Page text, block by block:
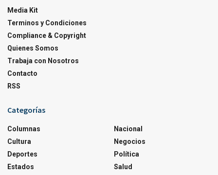
Media Kit
Terminos y Condiciones
Compliance & Copyright
Quienes Somos
Trabaja con Nosotros
Contacto
RSS
Categorías
Columnas
Cultura
Deportes
Estados
Nacional
Negocios
Política
Salud